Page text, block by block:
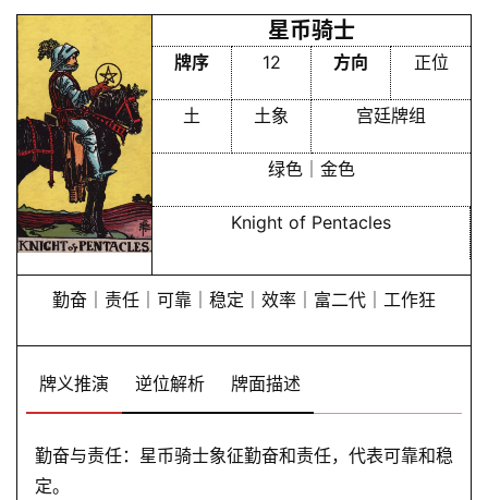
星币骑士
牌序 12 方向 正位
土 土象 宫廷牌组
绿色｜金色
Knight of Pentacles
勤奋｜责任｜可靠｜稳定｜效率｜富二代｜工作狂
牌义推演 逆位解析 牌面描述
勤奋与责任：星币骑士象征勤奋和责任，代表可靠和稳
定。